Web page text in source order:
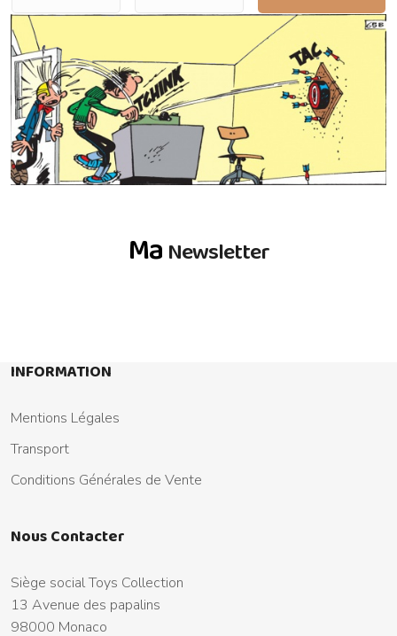
Ma Newsletter
INFORMATION
Mentions Légales
Transport
Conditions Générales de Vente
Nous Contacter
Siège social Toys Collection
13 Avenue des papalins
98000 Monaco